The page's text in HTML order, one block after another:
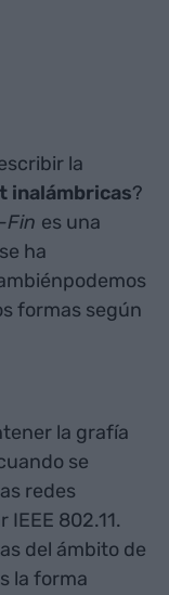
la
inalámbricas?
Fin es una
ha
formas según
la grafía
se
redes
802.11.
del ámbito de
la forma